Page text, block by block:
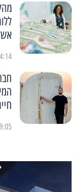
| 27/03/2025
27/03/2025